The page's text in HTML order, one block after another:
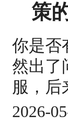
策
你是否
然出了
服，后
2026-